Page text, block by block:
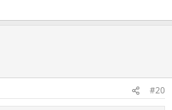
#20